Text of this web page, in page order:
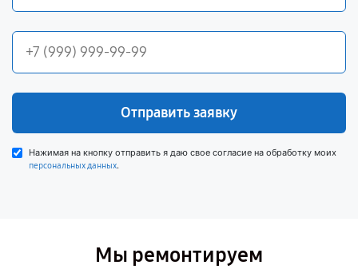
Отправить заявку
Нажимая на кнопку отправить я даю свое согласие на обработку моих
персональных данных.
Мы ремонтируем